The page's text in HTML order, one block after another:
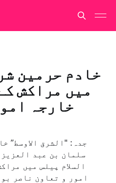
خادم حرمين
میں مراکش
خارجہ
سلمان بن عبد
السلام پیلس میں
امور و تعاون ناصر